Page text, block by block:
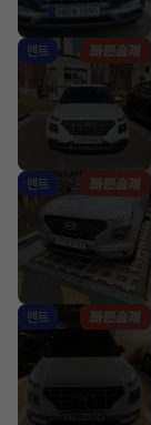
렌트
렌트
렌트